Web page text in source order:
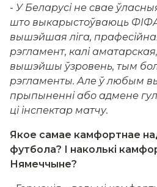
- У Беларусі не свае
што выкарыстоўваюць ФІФА
вышэйшая ліга,
рэгламент, калі
вышэйшы ўзровень, тым
рэгламенты. Але ў любым
прыпыненні або адмене
ці інспектар матчу.
Якое самае камфортнае
футбола? І наколькі
Нямеччыне?